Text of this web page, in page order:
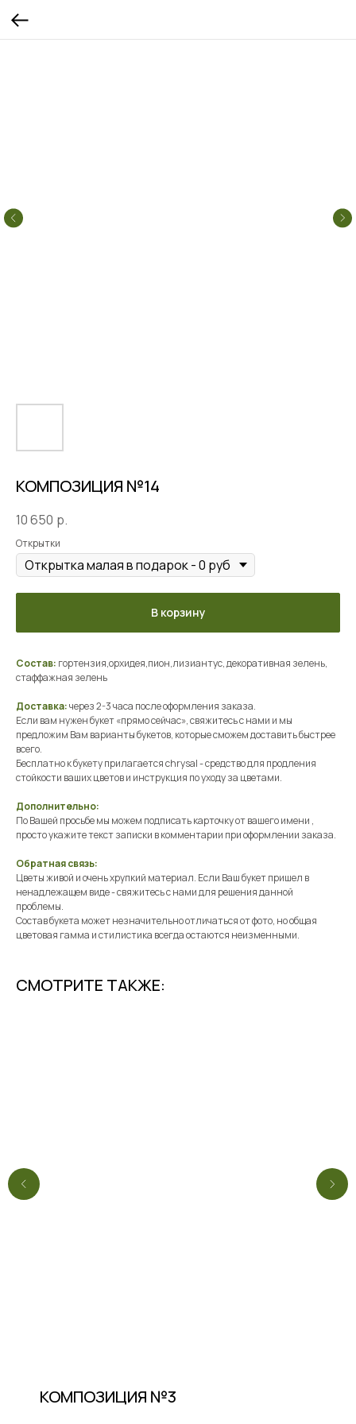
КОМПОЗИЦИЯ №14
10 650 р.
Открытки
В корзину
Состав: гортензия,орхидея,пион,лизиантус, декоративная зелень,
стаффажная зелень
Доставка:через 2-3 часа после оформления заказа.
Если вам нужен букет «прямо сейчас», свяжитесь с нами и мы
предложим Вам варианты букетов, которые сможем доставить быстрее
всего.
Бесплатно к букету прилагается chrysal - средство для продления
стойкости ваших цветов и инструкция по уходу за цветами.
Дополнительно:
По Вашей просьбе мы можем подписать карточку от вашего имени ,
просто укажите текст записки в комментарии при оформлении заказа.
Обратная связь:
Цветы живой и очень хрупкий материал. Если Ваш букет пришел в
ненадлежащем виде - свяжитесь с нами для решения данной
проблемы.
Состав букета может незначительно отличаться от фото, но общая
цветовая гамма и стилистика всегда остаются неизменными.
СМОТРИТЕ ТАКЖЕ:
КОМПОЗИЦИЯ №3